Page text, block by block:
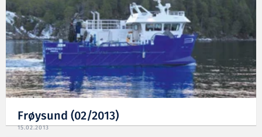
Frøysund (02/2013)
15.02.2013